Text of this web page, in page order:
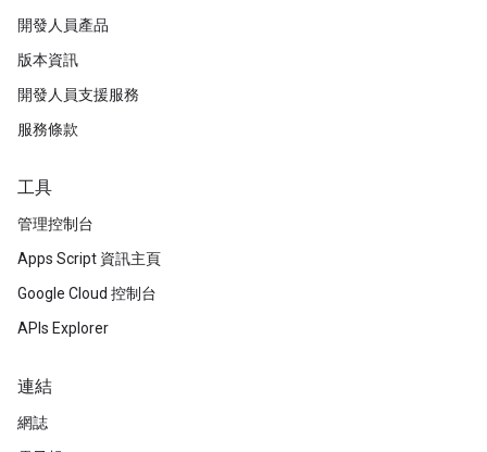
開發人員產品
版本資訊
開發人員支援服務
服務條款
工具
管理控制台
Apps Script 資訊主頁
Google Cloud 控制台
APIs Explorer
連結
網誌